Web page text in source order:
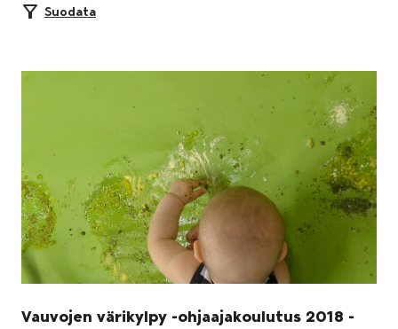
Suodata
Vauvojen värikylpy -ohjaajakoulutus 2018 -